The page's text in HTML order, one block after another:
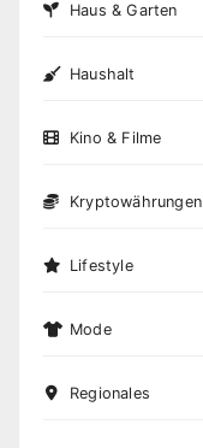
Haus & Garten
Haushalt
Kino & Filme
Kryptowährungen
Lifestyle
Mode
Regionales